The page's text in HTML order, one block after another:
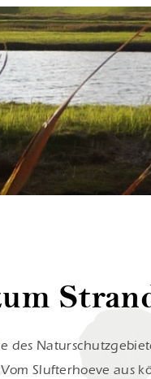
Lees
des
Slufterhoeve aus